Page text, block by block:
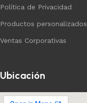
Política de Privacidad
Productos personalizados
Ventas Corporativas
Ubicación